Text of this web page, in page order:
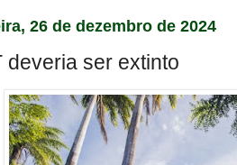
26 de dezembro de 2024
deveria ser extinto